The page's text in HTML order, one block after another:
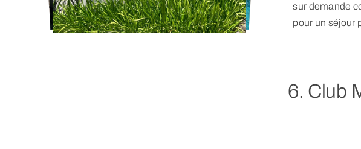
sur demande
pour un séjour
6. Club